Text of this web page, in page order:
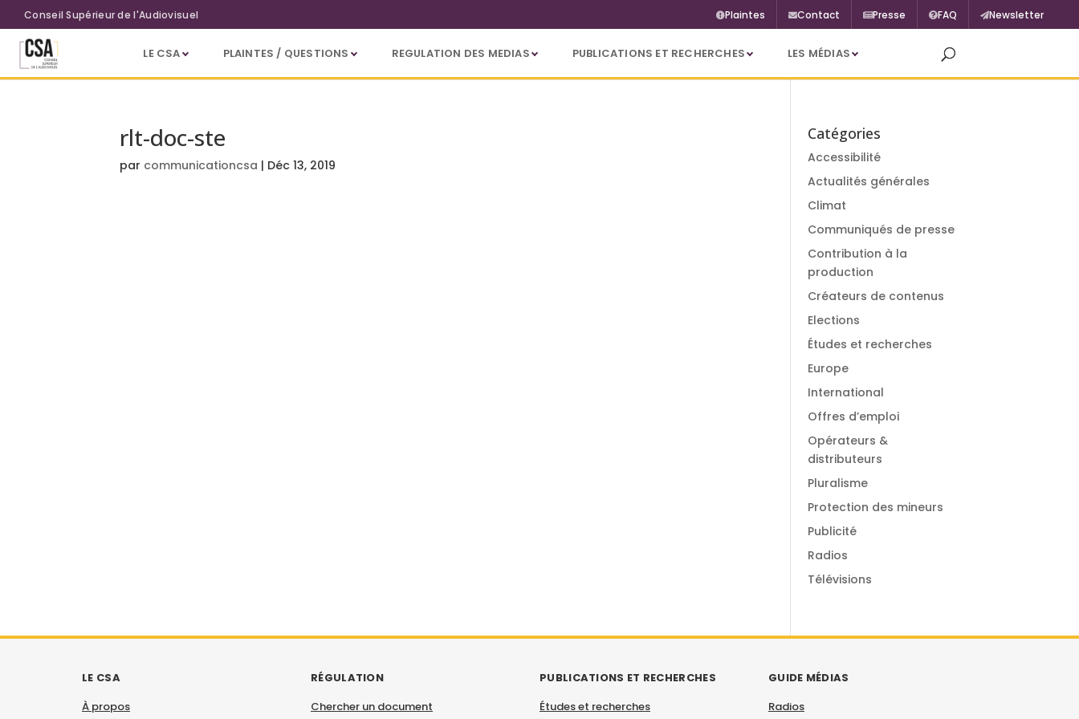
Aller au contenu principal
Conseil Supérieur de l'Audiovisuel Plaintes Contact Presse FAQ Newsletter
LE CSA PLAINTES / QUESTIONS REGULATION DES MEDIAS PUBLICATIONS ET RECHERCHES LES MÉDIAS
rlt-doc-ste
par communicationcsa | Déc 13, 2019
Catégories
Accessibilité
Actualités générales
Climat
Communiqués de presse
Contribution à la
production
Créateurs de contenus
Elections
Études et recherches
Europe
International
Offres d’emploi
Opérateurs &
distributeurs
Pluralisme
Protection des mineurs
Publicité
Radios
Télévisions
LE CSA
À propos
RÉGULATION
Chercher un document
PUBLICATIONS ET RECHERCHES
Études et recherches
GUIDE MÉDIAS
Radios